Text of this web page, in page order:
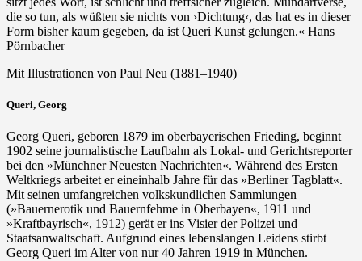
die so tun, als wüßten sie nichts von ›Dichtung‹, das hat es in dieser
Form bisher kaum gegeben, da ist Queri Kunst gelungen.« Hans
Pörnbacher
Mit Illustrationen von Paul Neu (1881–1940)
Queri, Georg
Georg Queri, geboren 1879 im oberbayerischen Frieding, beginnt
1902 seine journalistische Laufbahn als Lokal- und Gerichtsreporter
bei den »Münchner Neuesten Nachrichten«. Während des Ersten
Weltkriegs arbeitet er eineinhalb Jahre für das »Berliner Tagblatt«.
Mit seinen umfangreichen volkskundlichen Sammlungen
(»Bauernerotik und Bauernfehme in Oberbayen«, 1911 und
»Kraftbayrisch«, 1912) gerät er ins Visier der Polizei und
Staatsanwaltschaft. Aufgrund eines lebenslangen Leidens stirbt
Georg Queri im Alter von nur 40 Jahren 1919 in München.